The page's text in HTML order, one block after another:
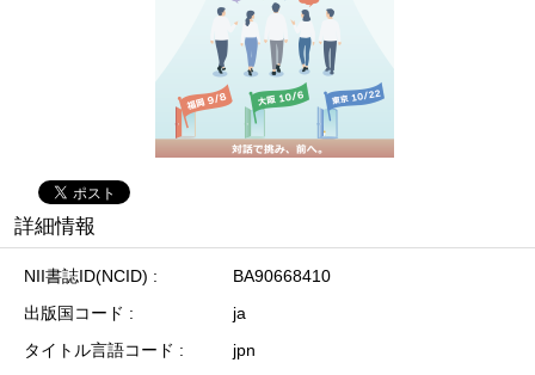
詳細情報
NII書誌ID(NCID)
BA90668410
出版国コード
ja
タイトル言語コード
jpn